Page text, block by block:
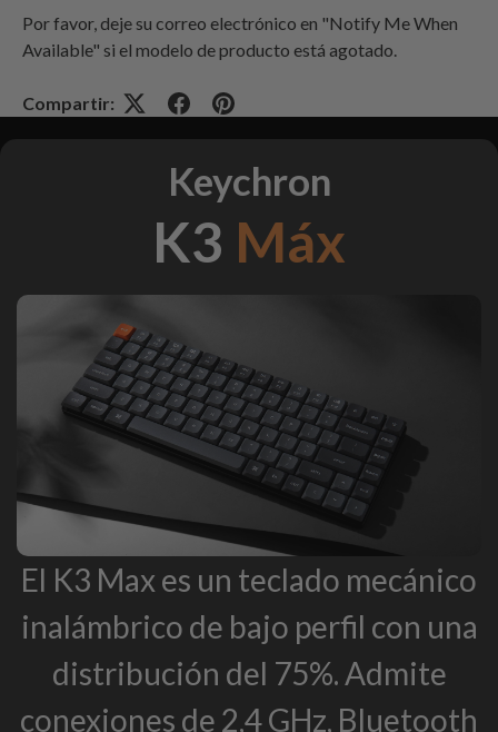
Por favor, deje su correo electrónico en "Notify Me When
Available" si el modelo de producto está agotado.
Compartir:
Keychron
K3 Máx
El K3 Max es un teclado mecánico
inalámbrico de bajo perfil con una
distribución del 75%. Admite
conexiones de 2,4 GHz, Bluetooth